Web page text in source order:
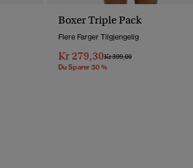
Boxer Triple Pack
Flere Farger Tilgjengelig
Kr 279,30Pris Nedsatt Fra
Kr 399,00Til
Du Sparer 30 %